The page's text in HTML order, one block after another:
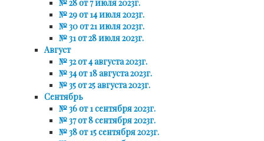
№ 28 от 7 июля 2023г.
№ 29 от 14 июля 2023г.
№ 30 от 21 июля 2023г.
№ 31 от 28 июля 2023г.
Август
№ 32 от 4 августа 2023г.
№ 34 от 18 августа 2023г.
№ 35 от 25 августа 2023г.
Сентябрь
№ 36 от 1 сентября 2023г.
№ 37 от 8 сентября 2023г.
№ 38 от 15 сентября 2023г.